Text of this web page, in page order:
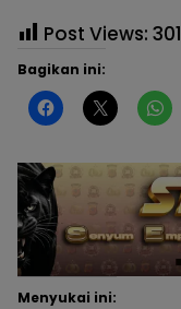
Post Views: 301
Bagikan ini:
Menyukai ini: